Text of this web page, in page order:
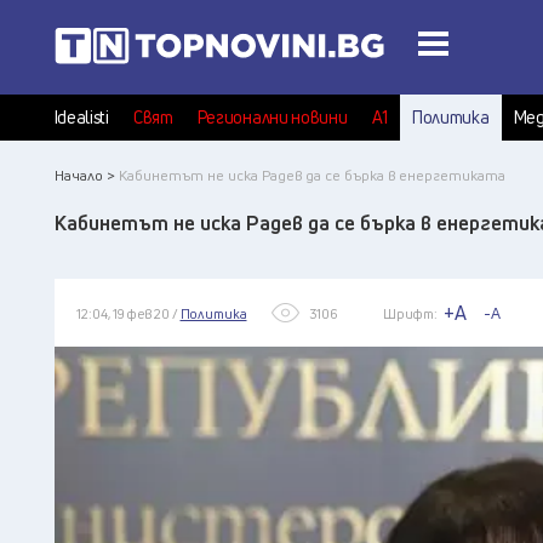
Idealisti Свят Регионални новини А1 Политика
Начало > Кабинетът не иска Радев да се бърка в енергетиката
Кабинетът не иска Радев да се бърка в
12:04, 19 фев 20 / Политика 3106 Шрифт: +A -A